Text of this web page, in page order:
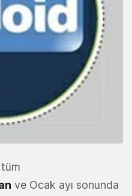
tüm
ve Ocak ayı sonunda